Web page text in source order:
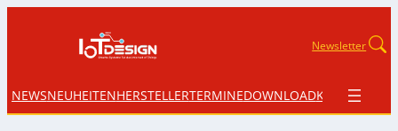
Newsletter
NEWSNEUHEITENHERSTELLERTERMINEDOWNLOADKONTAKT